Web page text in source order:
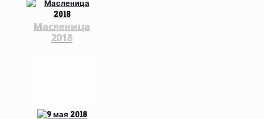
Масленица
2018